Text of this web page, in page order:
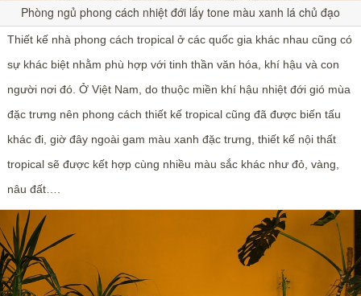
Phòng ngủ phong cách nhiệt đới lấy tone màu xanh lá chủ đạo
Thiết kế nhà phong cách tropical ở các quốc gia khác nhau cũng có
sự khác biệt nhằm phù hợp với tinh thần văn hóa, khí hậu và con
người nơi đó. Ở Việt Nam, do thuộc miền khí hậu nhiệt đới gió mùa
đặc trưng nên phong cách thiết kế tropical cũng đã được biến tấu
khác đi, giờ đây ngoài gam màu xanh đặc trưng, thiết kế nội thất
tropical sẽ được kết hợp cùng nhiều màu sắc khác như đỏ, vàng,
nâu đất….